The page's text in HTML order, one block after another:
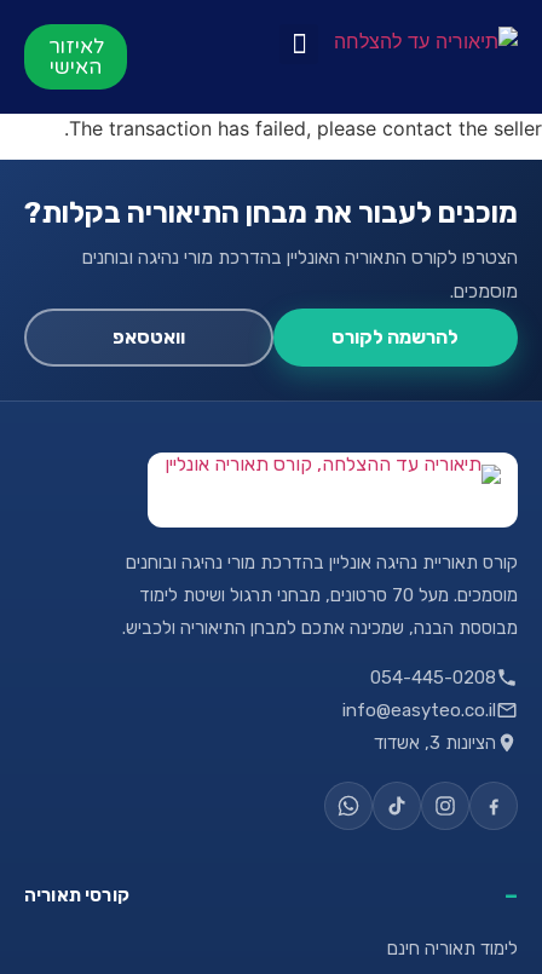
לאיזור
האישי
The transaction has failed, please contact the seller.
מוכנים לעבור את מבחן התיאוריה בקלות?
הצטרפו לקורס התאוריה האונליין בהדרכת מורי נהיגה ובוחנים
מוסמכים.
להרשמה לקורס
וואטסאפ
קורס תאוריית נהיגה אונליין בהדרכת מורי נהיגה ובוחנים
מוסמכים. מעל 70 סרטונים, מבחני תרגול ושיטת לימוד
מבוססת הבנה, שמכינה אתכם למבחן התיאוריה ולכביש.
054-445-0208
info@easyteo.co.il
הציונות 3, אשדוד
קורסי תאוריה
לימוד תאוריה חינם